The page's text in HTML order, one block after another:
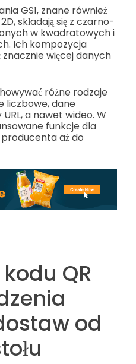
GS1, znane również
składają się z czarno-
w kwadratowych i
Ich kompozycja
więcej danych
różne rodzaje
liczbowe, dane
a nawet wideo. W
funkcje dla
aż do
QR
od